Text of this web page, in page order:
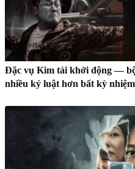
Đặc vụ Kim tái khởi động —
nhiều kỷ luật hơn bất kỳ